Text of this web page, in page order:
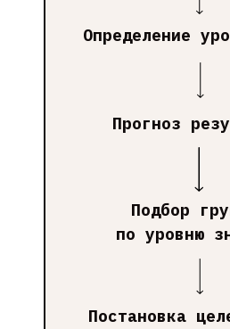
Определение
Постановка
Подбор
по уровню
Прогноз